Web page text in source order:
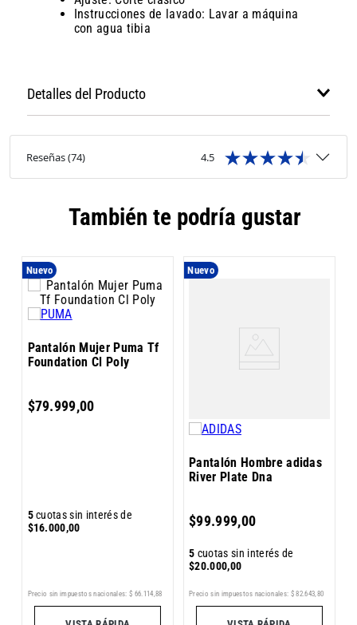
Instrucciones de lavado: Lavar a máquina
con agua tibia
Detalles del Producto
Reseñas(74) 4.5
También te podría gustar
Nuevo
Pantalón Mujer Puma Tf
Foundation Cl Poly
$79.999,00
5cuotas sin interés de
$16.000,00
Precio sin impuestos nacionales: $ 66.114,88
Nuevo
Pantalón Hombre adidas
River Plate Dna
$99.999,00
5 cuotas sin interés de
$20.000,00
Precio sin impuestos nacionales: $ 82.643,80